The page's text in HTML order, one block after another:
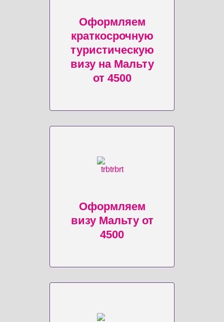
Оформляем
краткосрочную
туристическую
визу на Мальту
от 4500
Оформляем
визу Мальту от
4500